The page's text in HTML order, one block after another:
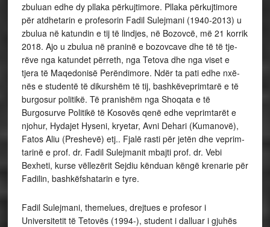
zbuluan edhe dy pllaka përkujtimore. Pllaka përkujtimore
për atdhetarin e profesorin Fadil Sulejmani (1940-2013) u
zbulua në katundin e tij të lindjes, në Bozovcë, më 21 korrik
2018. Ajo u zbulua në praninë e bozovcave dhe të të tje­
rëve nga ka­tundet përreth, nga Tetova dhe nga viset e
tjera të Maqedonisë Perëndimore. Ndër ta pati edhe nxë­
nës e stu­dentë të dikurshëm të tij, bashkëveprimtarë e të
burgosur politikë. Të pra­ni­shëm nga Shoqata e të
Burgosurve Politikë të Kosovës qe­në edhe veprimtarët e
njohur, Hydajet Hyseni, kryetar, Av­ni Dehari (Kumanovë),
Fatos Aliu (Preshevë) etj.. Fjalë rasti për jetën dhe ve­p­rim­
tarinë e prof. dr. Fadil Sulejmanit mbajti prof. dr. Vebi
Bexheti, kurse vëllezërit Sejdiu kënd­uan këngë kre­narie për
Fadilin, bashkëfshatarin e tyre.
Fadil Sulejmani, themelues, drejtues e profesor i
Universitetit të Tetovës (1994-), student i dalluar i gju­hës